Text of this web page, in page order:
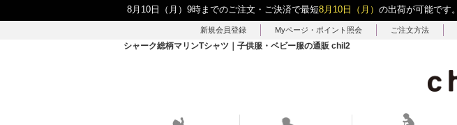
8月10日（月）9時までのご注文・ご決済で最短8月10日（月） の出荷が可能です。
新規会員登録 Myページ・ポイント照会 ご注文方法
シャーク総柄マリンTシャツ｜子供服・ベビー服の通販 chil2